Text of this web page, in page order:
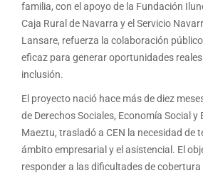
familia, con el apoyo de la Fundación
Caja Rural de Navarra y el Servicio
Lansare, refuerza la colaboración
eficaz para generar oportunidades reales
inclusión.
El proyecto nació hace más de diez
de Derechos Sociales, Economía Social y
Maeztu, trasladó a CEN la necesidad de
ámbito empresarial y el asistencial. El
responder a las dificultades de